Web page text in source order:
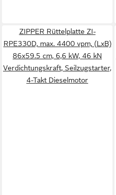
ZIPPER Rüttelplatte ZI-
RPE330D, max. 4400 vpm, (LxB)
86x59.5 cm, 6,6 kW, 46 kN
Verdichtungskraft, Seilzugstarter,
4-Takt Dieselmotor